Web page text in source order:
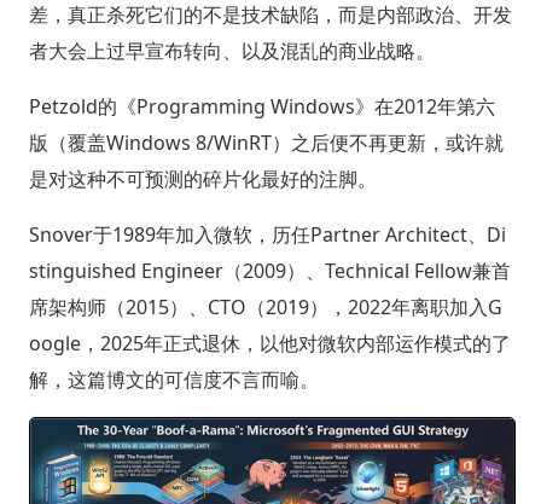
差，真正杀死它们的不是技术缺陷，而是内部政治、开发
者大会上过早宣布转向、以及混乱的商业战略。
Petzold的《Programming Windows》在2012年第六
版（覆盖Windows 8/WinRT）之后便不再更新，或许就
是对这种不可预测的碎片化最好的注脚。
Snover于1989年加入微软，历任Partner Architect、Di
stinguished Engineer（2009）、Technical Fellow兼首
席架构师（2015）、CTO（2019），2022年离职加入G
oogle，2025年正式退休，以他对微软内部运作模式的了
解，这篇博文的可信度不言而喻。